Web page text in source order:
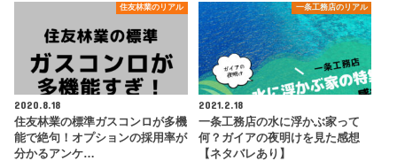
住友林業のリアル
2020.8.18
住友林業の標準ガスコンロが多機
能で絶句！オプションの採用率が
分かるアンケ…
一条工務店のリアル
2021.2.18
一条工務店の水に浮かぶ家って
何？ガイアの夜明けを見た感想
【ネタバレあり】